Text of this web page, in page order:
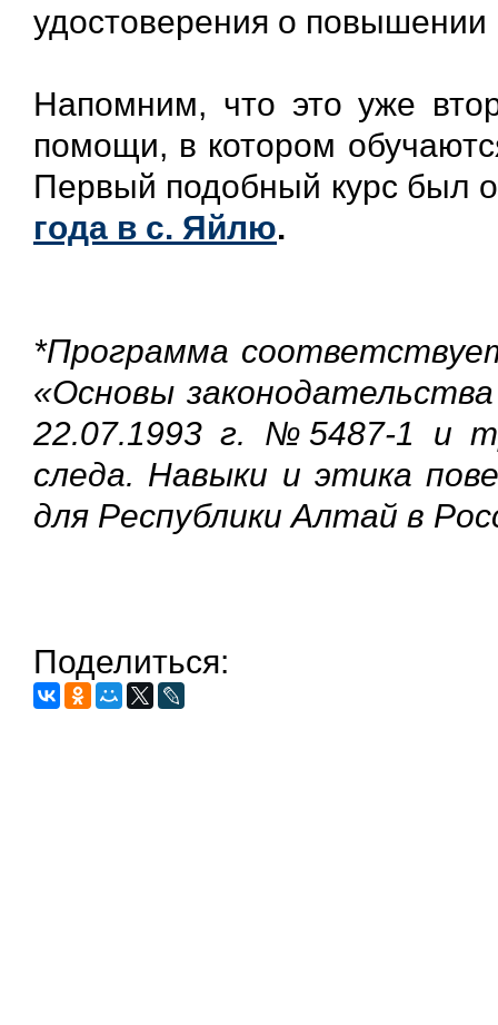
удостоверения о
Напомним, что это уже
помощи, в котором
Первый подобный курс был
года в с. Яйлю.
*Программа
«Основы
22.07.1993 г. №5487-1 и
следа. Навыки и этика
для Республики Алтай в
Поделиться: